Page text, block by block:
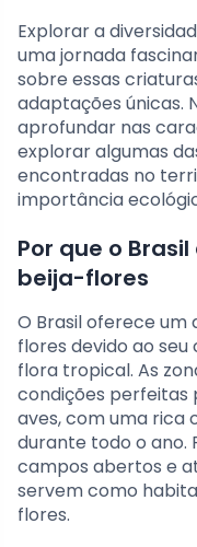
Explorar a
uma jornada
sobre essas
adaptações únicas.
aprofundar nas
explorar algumas
encontradas no
importância
Por que o
beija-flores
O Brasil oferece
flores devido ao
flora tropical. As
condições perfeitas
aves, com uma rica
durante todo o ano.
campos abertos e
servem como
flores.